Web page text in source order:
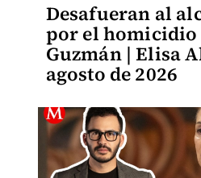
Desafueran al
por el homicidio
Guzmán | Elisa
agosto de 2026